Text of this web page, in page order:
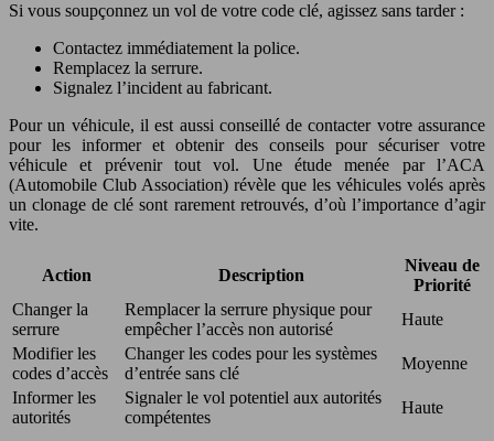
Si vous soupçonnez un vol de votre code clé, agissez sans tarder :
Contactez immédiatement la police.
Remplacez la serrure.
Signalez l’incident au fabricant.
Pour un véhicule, il est aussi conseillé de contacter votre assurance
pour les informer et obtenir des conseils pour sécuriser votre
véhicule et prévenir tout vol. Une étude menée par l’ACA
(Automobile Club Association) révèle que les véhicules volés après
un clonage de clé sont rarement retrouvés, d’où l’importance d’agir
vite.
Action Description
Niveau de
Priorité
Changer la
serrure
Remplacer la serrure physique pour
empêcher l’accès non autorisé
Haute
Modifier les
codes d’accès
Changer les codes pour les systèmes
d’entrée sans clé
Moyenne
Informer les
autorités
Signaler le vol potentiel aux autorités
compétentes
Haute